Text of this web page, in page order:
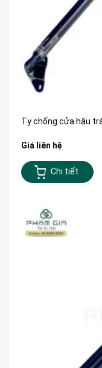
Ty chống cửa hậu
Giá liên hệ
Chi tiết